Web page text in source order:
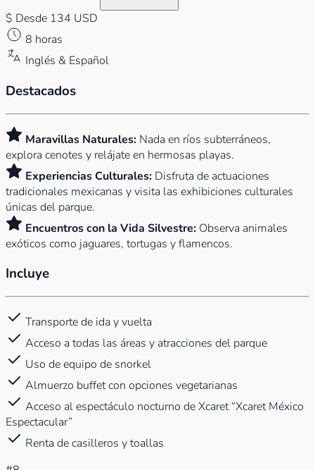
$ Desde 134 USD
8 horas
Inglés & Español
Destacados
Maravillas Naturales: Nada en ríos subterráneos,
explora cenotes y relájate en hermosas playas.
Experiencias Culturales: Disfruta de actuaciones
tradicionales mexicanas y visita las exhibiciones culturales
únicas del parque.
Encuentros con la Vida Silvestre: Observa animales
exóticos como jaguares, tortugas y flamencos.
Incluye
Transporte de ida y vuelta
Acceso a todas las áreas y atracciones del parque
Uso de equipo de snorkel
Almuerzo buffet con opciones vegetarianas
Acceso al espectáculo nocturno de Xcaret “Xcaret México
Espectacular”
Renta de casilleros y toallas